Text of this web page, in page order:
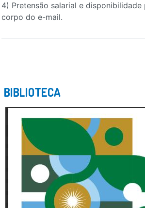
4) Pretensão salarial e disponibilidade
corpo do e-mail.
BIBLIOTECA